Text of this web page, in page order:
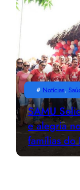
# Notícias,
SAMU
e alegria
famílias do